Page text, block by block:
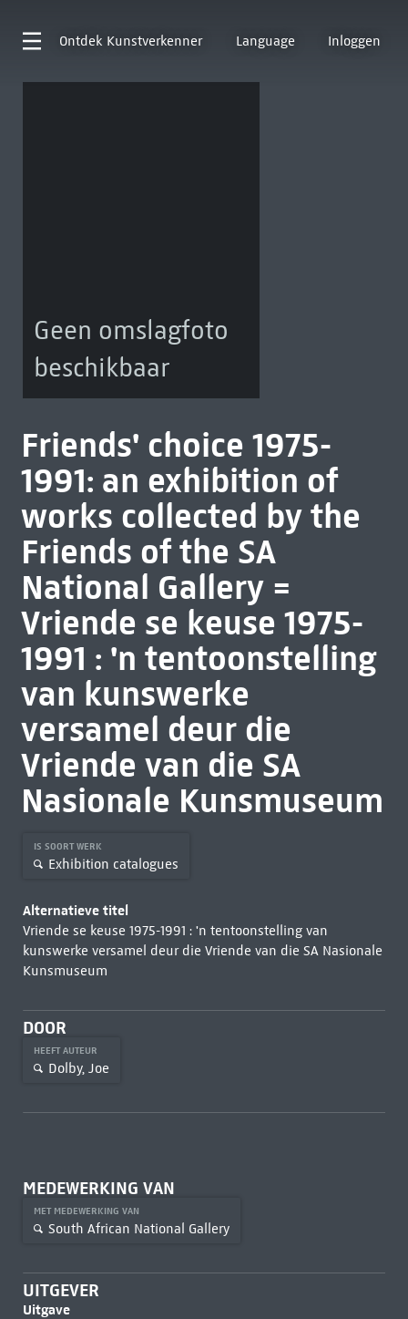
Ontdek Kunstverkenner Language Inloggen
Geen omslagfoto
beschikbaar
Friends' choice 1975-
1991: an exhibition of
works collected by the
Friends of the SA
National Gallery =
Vriende se keuse 1975-
1991 : 'n tentoonstelling
van kunswerke
versamel deur die
Vriende van die SA
Nasionale Kunsmuseum
IS SOORT WERK
Exhibition catalogues
Alternatieve titel
Vriende se keuse 1975-1991 : 'n tentoonstelling van
kunswerke versamel deur die Vriende van die SA Nasionale
Kunsmuseum
DOOR
HEEFT AUTEUR
Dolby, Joe
MEDEWERKING VAN
MET MEDEWERKING VAN
South African National Gallery
UITGEVER
Uitgave